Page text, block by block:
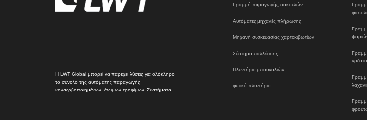
Η LWT Global μπορεί να παρέχει λύσεις για ολόκληρο
το σύνολο της αυτόματης παραγωγής
κονσερβοποιημένων, έτοιμων τροφίμων, Συστήματα
Γραμμή παραγωγής σακουλών
Αυτόματες μηχανές πλήρωσης
Μηχανή συσκευασίας χαρτοκιβωτίων
Σύστημα παλλέτισης
Πλυντήριο μπουκαλιών
φυτικό πλυντήριο